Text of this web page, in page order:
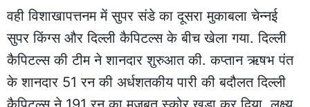
वही विशाखापत्तनम में सुपर संडे का दूसरा मुकाबला चेन्नई
सुपर किंग्स और दिल्ली कैपिटल्स के बीच खेला गया. दिल्ली
कैपिटल्स की टीम ने शानदार शुरुआत की. कप्तान ऋषभ पंत
के शानदार 51 रन की अर्धशतकीय पारी की बदौलत दिल्ली